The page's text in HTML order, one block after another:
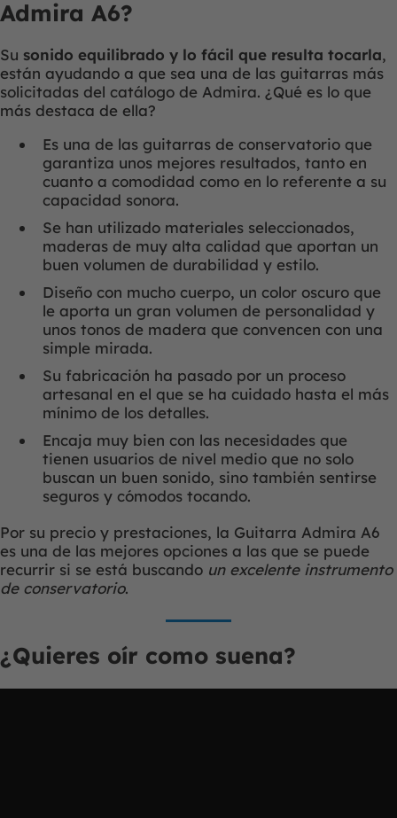
Admira A6?
Su sonido equilibrado y lo fácil que resulta tocarla,
están ayudando a que sea una de las guitarras más
solicitadas del catálogo de Admira. ¿Qué es lo que
más destaca de ella?
Es una de las guitarras de conservatorio que
garantiza unos mejores resultados, tanto en
cuanto a comodidad como en lo referente a su
capacidad sonora.
Se han utilizado materiales seleccionados,
maderas de muy alta calidad que aportan un
buen volumen de durabilidad y estilo.
Diseño con mucho cuerpo, un color oscuro que
le aporta un gran volumen de personalidad y
unos tonos de madera que convencen con una
simple mirada.
Su fabricación ha pasado por un proceso
artesanal en el que se ha cuidado hasta el más
mínimo de los detalles.
Encaja muy bien con las necesidades que
tienen usuarios de nivel medio que no solo
buscan un buen sonido, sino también sentirse
seguros y cómodos tocando.
Por su precio y prestaciones, la Guitarra Admira A6
es una de las mejores opciones a las que se puede
recurrir si se está buscando un excelente instrumento
de conservatorio.
¿Quieres oír como suena?